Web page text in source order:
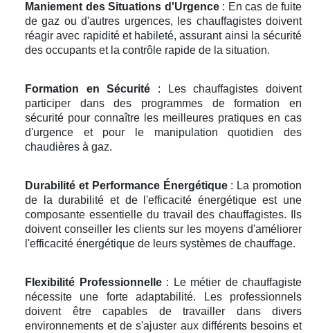
Maniement des Situations d'Urgence: En cas de fuite
de gaz ou d'autres urgences, les chauffagistes doivent
réagir avec rapidité et habileté, assurant ainsi la sécurité
des occupants et la contrôle rapide de la situation.
Formation en Sécurité : Les chauffagistes doivent
participer dans des programmes de formation en
sécurité pour connaître les meilleures pratiques en cas
d'urgence et pour le manipulation quotidien des
chaudières à gaz.
Durabilité et Performance Énergétique: La promotion
de la durabilité et de l'efficacité énergétique est une
composante essentielle du travail des chauffagistes. Ils
doivent conseiller les clients sur les moyens d'améliorer
l'efficacité énergétique de leurs systèmes de chauffage.
Flexibilité Professionnelle: Le métier de chauffagiste
nécessite une forte adaptabilité. Les professionnels
doivent être capables de travailler dans divers
environnements et de s'ajuster aux différents besoins et